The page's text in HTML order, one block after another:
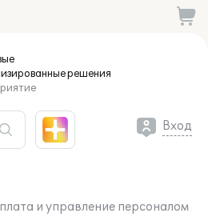
решения
Вход
и управление персоналом